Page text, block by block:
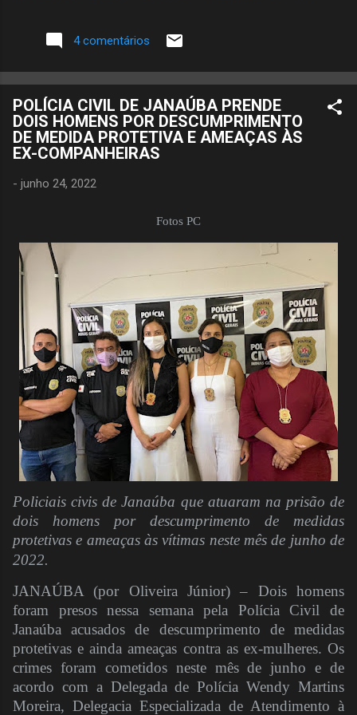
4 comentários
POLÍCIA CIVIL DE JANAÚBA PRENDE
DOIS HOMENS POR DESCUMPRIMENTO
DE MEDIDA PROTETIVA E AMEAÇAS ÀS
EX-COMPANHEIRAS
- junho 24, 2022
Fotos PC
Policiais civis de Janaúba que atuaram na prisão de
dois homens por descumprimento de medidas
protetivas e ameaças às vítimas neste mês de junho de
2022.
JANAÚBA (por Oliveira Júnior) – Dois homens
foram presos nessa semana pela Polícia Civil de
Janaúba acusados de descumprimento de medidas
protetivas e ainda ameaças contra as ex-mulheres. Os
crimes foram cometidos neste mês de junho e de
acordo com a Delegada de Polícia Wendy Martins
Moreira, Delegacia Especializada de Atendimento à